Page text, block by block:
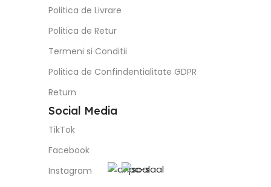
Politica de Livrare
Politica de Retur
Termeni si Conditii
Politica de Confindentialitate GDPR
Return
Social Media
TikTok
Facebook
Instagram